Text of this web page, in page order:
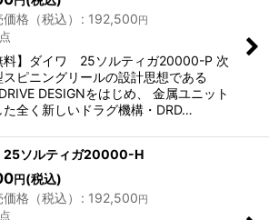
格（税込）
: 192,500 円
料】ダイワ 25ソルティガ20000-P 次
スピニングリールの設計思想である
DESIGNをはじめ、 金属ユニット
た全く新しいドラグ機構・DRD…
ソルティガ20000-H
円 (税込)
格（税込）
: 192,500 円